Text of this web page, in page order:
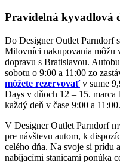
Pravidelná kyvadlová
Do Designer Outlet Parndorf
Milovníci nakupovania môžu
dopravu s Bratislavou.
sobotu o 9:00 a 11:00 zo
môžete rezervovaťv sume
Days v dňoch 12 – 15.
každý deň v čase 9:00 a 11:00.
V Designer Outlet Parndorf
pre návštevu autom, k
celého dňa. Na svoje si prídu
nabíjacími stanicami ponúka